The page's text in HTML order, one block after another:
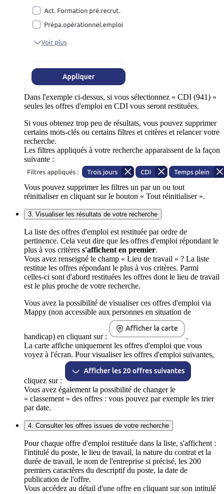
Dans l'exemple ci-dessus, si vous sélectionnez « CDI (941) »
seules les offres d'emploi en CDI vous seront restituées.
Si vous obtenez trop peu de résultats, vous pouvez supprimer
certains mots-clés ou certains filtres et critères et relancer votre
recherche.
Les filtres appliqués à votre recherche apparaissent de la façon
suivante :
Vous pouvez supprimer les filtres un par un ou tout
réinitialiser en cliquant sur le bouton « Tout réinitialiser ».
3. Visualiser les résultats de votre recherche
La liste des offres d'emploi est restituée par ordre de
pertinence. Cela veut dire que les offres d'emploi répondant le
plus à vos critères s'affichent en premier.
Vous avez renseigné le champ « Lieu de travail » ? La liste
restitue les offres répondant le plus à vos critères. Parmi
celles-ci sont d'abord restituées les offres dont le lieu de travail
est le plus proche de votre recherche.
Vous avez la possibilité de visualiser ces offres d'emploi via
Mappy (non accessible aux personnes en situation de
handicap) en cliquant sur :
.
La carte affiche uniquement les offres d'emploi que vous
voyez à l'écran. Pour visualiser les offres d'emploi suivantes,
cliquez sur :
Vous avez également la possibilité de changer le
« classement » des offres : vous pouvez par exemple les trier
par date.
4. Consulter les offres issues de votre recherche
Pour chaque offre d'emploi restituée dans la liste, s'affichent :
l'intitulé du poste, le lieu de travail, la nature du contrat et la
durée de travail, le nom de l'entreprise si précisé, les 200
premiers caractères du descriptif du poste, la date de
publication de l'offre.
Vous accédez au détail d'une offre en cliquant sur son intitulé